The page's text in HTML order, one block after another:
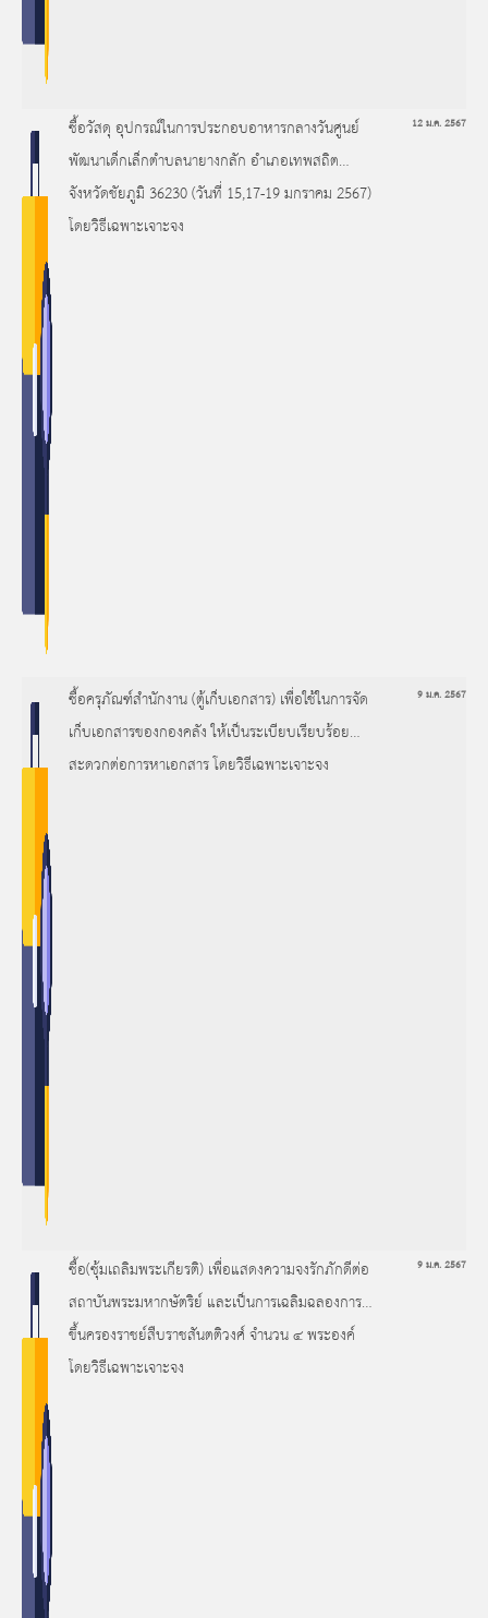
ซื้อวัสดุ อุปกรณ์ในการประกอบอาหารกลางวันศูนย์
พัฒนาเด็กเล็กตำบลนายางกลัก อำเภอเทพสถิต
จังหวัดชัยภูมิ 36230 (วันที่ 15,17-19 มกราคม 2567)
โดยวิธีเฉพาะเจาะจง
12 ม.ค. 2567
ซื้อครุภัณฑ์สำนักงาน (ตู้เก็บเอกสาร) เพื่อใช้ในการจัด
เก็บเอกสารของกองคลัง ให้เป็นระเบียบเรียบร้อย
สะดวกต่อการหาเอกสาร โดยวิธีเฉพาะเจาะจง
9 ม.ค. 2567
ซื้อ(ซุ้มเถลิมพระเกียรติ) เพื่อแสดงความจงรักภักดีต่อ
สถาบันพระมหากษัตริย์ และเป็นการเฉลิมฉลองการ
ขึ้นครองราชย์สืบราชสันตติวงศ์ จำนวน ๔ พระองค์
โดยวิธีเฉพาะเจาะจง
9 ม.ค. 2567